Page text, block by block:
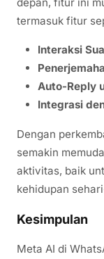
depan, fitur ini
termasuk fitur
Interaksi
Auto-Reply
Integrasi
Dengan
semakin
aktivitas, baik
kehidupan
Kesimpulan
Meta AI di